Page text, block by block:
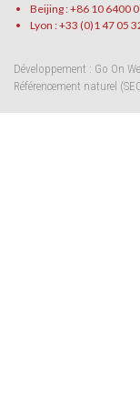
Beijing : +86 10 6400
Lyon : +33 (0)1 47 05
Développement : Go On
Référencement naturel